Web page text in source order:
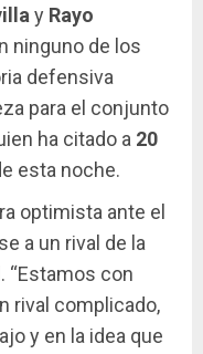
y Rayo
ninguno de los
defensiva
para el conjunto
ha citado a 20
esta noche.
optimista ante el
a un rival de la
. “Estamos con
rival complicado,
y en la idea que